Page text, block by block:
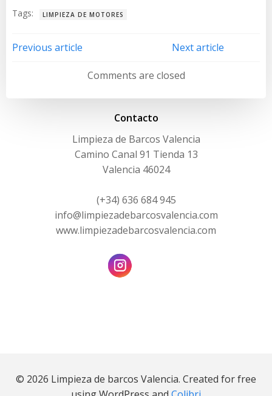
Tags: LIMPIEZA DE MOTORES
Navegación
Previous article
Navegación
de
entradas
Next article
Comments are closed
Contacto
Limpieza de Barcos Valencia
Camino Canal 91 Tienda 13
Valencia 46024
(+34) 636 684 945
info@limpiezadebarcosvalencia.com
www.limpiezadebarcosvalencia.com
© 2026 Limpieza de barcos Valencia. Created for free